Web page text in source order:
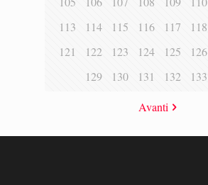
113
114 115 116 117 118
121
122 123 124 125 126
129
130 131 132 133
Avanti